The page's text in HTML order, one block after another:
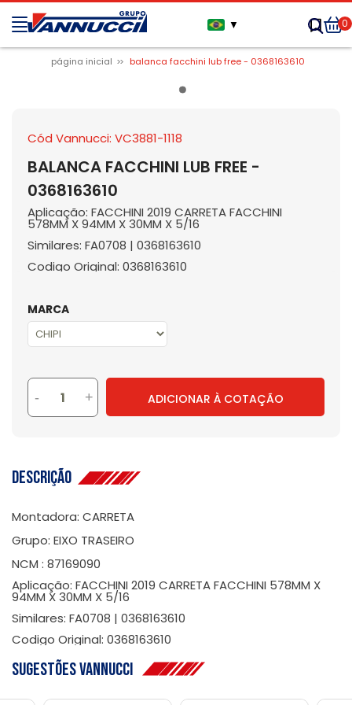
▼ 0
página inicial balanca facchini lub free - 0368163610
Cód Vannucci: VC3881-1118
BALANCA FACCHINI LUB FREE -
0368163610
Aplicação: FACCHINI 2019 CARRETA FACCHINI
578MM X 94MM X 30MM X 5/16
Similares: FA0708 | 0368163610
Codigo Original: 0368163610
MARCA
- + ADICIONAR À COTAÇÃO
Descrição
Montadora: CARRETA
Grupo: EIXO TRASEIRO
NCM : 87169090
Aplicação: FACCHINI 2019 CARRETA FACCHINI 578MM X
94MM X 30MM X 5/16
Similares: FA0708 | 0368163610
Codigo Original: 0368163610
Sugestões Vannucci